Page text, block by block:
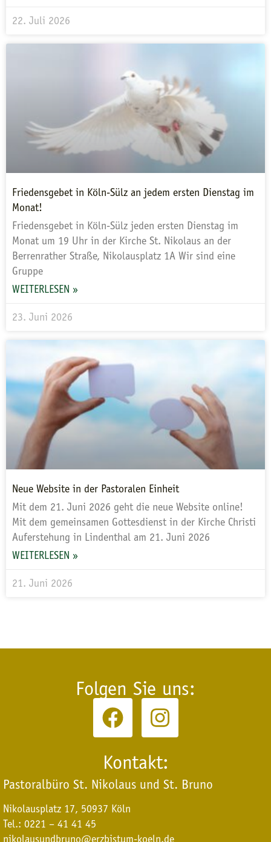
22. Juli 2026
Friedensgebet in Köln-Sülz an jedem ersten Dienstag im
Monat!
Friedensgebet in Köln-Sülz jeden ersten Dienstag im
Monat um 19 Uhr in der Kirche St. Nikolaus an der
Berrenrather Straße, Nikolausplatz 1A Wir sind eine
Gruppe
WEITERLESEN »
23. Juni 2026
Neue Website in der Pastoralen Einheit
Mit dem 21. Juni 2026 geht die neue Website online!
Mit dem gemeinsamen Gottesdienst in der Kirche Christi
Auferstehung in Lindenthal am 21. Juni 2026
WEITERLESEN »
21. Juni 2026
Folgen Sie uns:
Kontakt:
Pastoralbüro St. Nikolaus und St. Bruno
Nikolausplatz 17, 50937 Köln
Tel.: 0221 – 41 41 45
nikolausundbruno@erzbistum-koeln.de